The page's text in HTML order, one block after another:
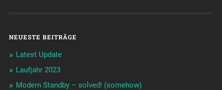
NEUESTE BEITRÄGE
Latest Update
Laufjahr 2023
Modern Standby – solved! (somehow)